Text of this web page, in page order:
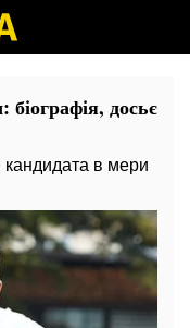
досьє
кандидата в мери